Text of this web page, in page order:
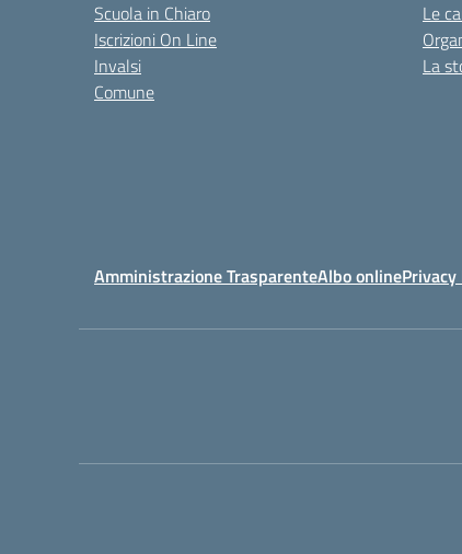
Scuola in Chiaro
Iscrizioni On Line
Invalsi
Comune
Le
La
Amministrazione TrasparenteAlbo onlinePrivacy